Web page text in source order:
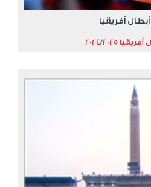
أفريقيا
2024/2025